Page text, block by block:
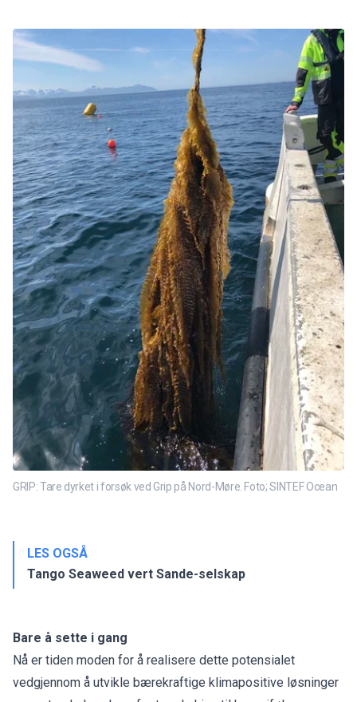
GRIP: Tare dyrket i forsøk ved Grip på Nord-Møre. Foto; SINTEF Ocean
LES OGSÅ
Tango Seaweed vert Sande-selskap
Bare å sette i gang
Nå er tiden moden for å realisere dette potensialet
vedgjennom å utvikle bærekraftige klimapositive løsninger